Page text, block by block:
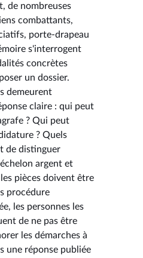
de nombreuses
combattants,
porte-drapeau
s'interrogent
concrètes
un dossier.
demeurent
claire : qui peut
? Qui peut
? Quels
de distinguer
argent et
pièces doivent être
procédure
les personnes les
de ne pas être
les démarches à
une réponse publiée